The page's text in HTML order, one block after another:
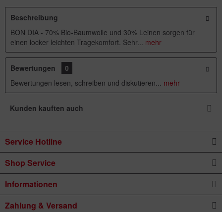
Beschreibung
BON DIA - 70% Bio-Baumwolle und 30% Leinen sorgen für
einen locker leichten Tragekomfort. Sehr... mehr
Bewertungen
0
Bewertungen lesen, schreiben und diskutieren... mehr
Kunden kauften auch
Service Hotline
Shop Service
Informationen
Zahlung & Versand